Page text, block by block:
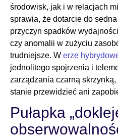
środowisk, jak i w relacjach
sprawia, że dotarcie do
przyczyn spadków
czy anomalii w zużyciu
trudniejsze. W erze
jednolitego spojrzenia i
zarządzania czarną
stanie przewidzieć ani
Pułapka